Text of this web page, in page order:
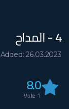
4 - المداح
Added: 26.03.2023
8.0
1